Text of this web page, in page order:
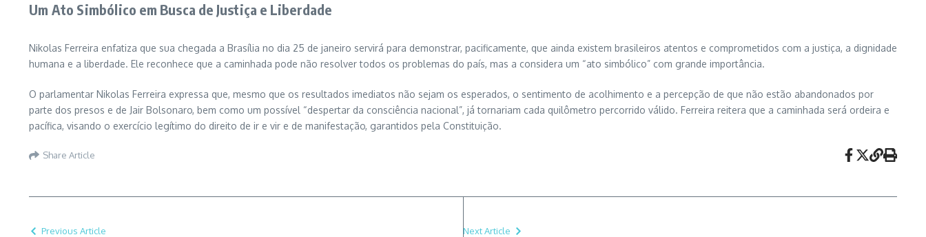
Um Ato Simbólico em Busca de Justiça e Liberdade
Nikolas Ferreira enfatiza que sua chegada a Brasília no dia 25 de janeiro servirá para demonstrar, pacificamente, que ainda existem brasileiros atentos e comprometidos com a justiça, a dignidade
humana e a liberdade. Ele reconhece que a caminhada pode não resolver todos os problemas do país, mas a considera um “ato simbólico” com grande importância.
O parlamentar Nikolas Ferreira expressa que, mesmo que os resultados imediatos não sejam os esperados, o sentimento de acolhimento e a percepção de que não estão abandonados por
parte dos presos e de Jair Bolsonaro, bem como um possível “despertar da consciência nacional”, já tornariam cada quilômetro percorrido válido. Ferreira reitera que a caminhada será ordeira e
pacífica, visando o exercício legítimo do direito de ir e vir e de manifestação, garantidos pela Constituição.
Share Article
Previous Article Next Article